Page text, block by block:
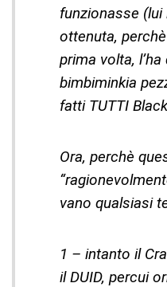
funzionasse (lui
ottenuta, perchè
prima volta,
bimbiminkia
fatti TUTTI
Ora, perchè
vano qualsiasi
1 – intanto il
il DUID, percui